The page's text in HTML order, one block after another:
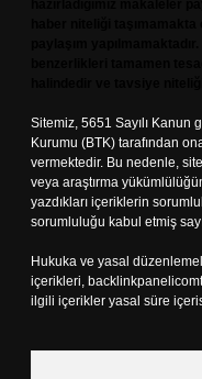
Sitemiz, 5651 Sayılı
Kurumu (BTK) tarafından
vermektedir. Bu nedenle,
veya araştırma
yazdıkları içeriklerin
sorumluluğu kabul etmiş
Hukuka ve yasal
içerikleri,
ilgili içerikler yasal süre